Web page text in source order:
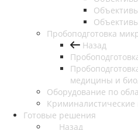
Пробоподготовка
Назад
медицины и
Оборудование по
Готовые решения
Назад